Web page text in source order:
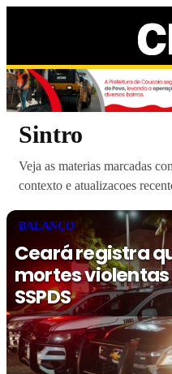
Sintro
Veja as materias marcadas
contexto e atualizacoes
BALANÇO
Ceará registra
mortes
SSPDS